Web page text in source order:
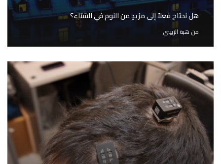
هل نحتاج فعلاً إلى مزيدٍ من النوم في الشتاء؟
من هبة الزبيبي